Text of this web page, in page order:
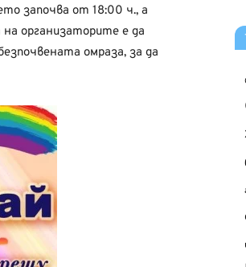
започва от 18:00 ч., а
организаторите е да
омраза, за да